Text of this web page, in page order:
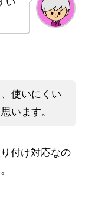
い
使いにくい
います。
付け対応なの